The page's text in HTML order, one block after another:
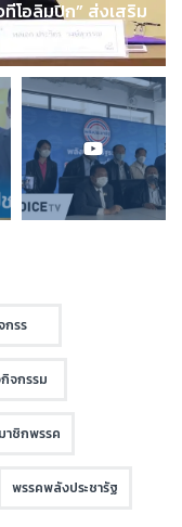
โอลิมปิก” ส่งเสริม
กรร
จกรรม
าชิกพรรค
พรรคพลังประชารัฐ